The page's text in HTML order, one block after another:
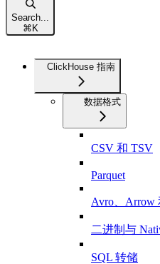
Search...
⌘ K
ClickHouse 指南
数据格式
CSV 和 TSV
Parquet
Avro、Arrow
二进制与
SQL 转储